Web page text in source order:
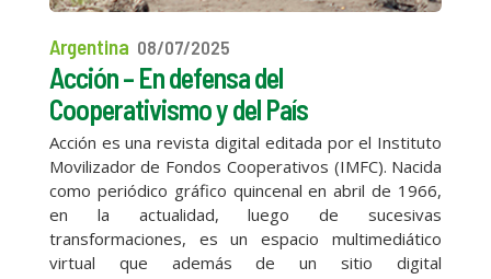
Argentina 08/07/2025
Acción – En defensa del
Cooperativismo y del País
Acción es una revista digital editada por el Instituto
Movilizador de Fondos Cooperativos (IMFC). Nacida
como periódico gráfico quincenal en abril de 1966,
en la actualidad, luego de sucesivas
transformaciones, es un espacio multimediático
virtual que además de un sitio digital